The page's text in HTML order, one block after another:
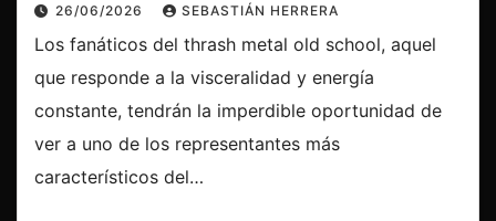
26/06/2026 SEBASTIÁN HERRERA
Los fanáticos del thrash metal old school, aquel
que responde a la visceralidad y energía
constante, tendrán la imperdible oportunidad de
ver a uno de los representantes más
característicos del…